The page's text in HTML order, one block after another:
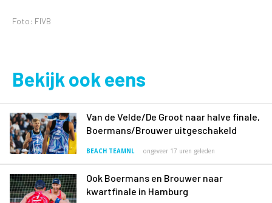
Foto: FIVB
Bekijk ook eens
Van de Velde/De Groot naar halve finale,
Boermans/Brouwer uitgeschakeld
BEACH TEAMNL ongeveer 17 uren geleden
Ook Boermans en Brouwer naar
kwartfinale in Hamburg